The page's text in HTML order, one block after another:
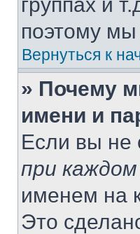
поэтому
Вернуться к
» Почему
имени и
Если вы не
при
именем на
Это